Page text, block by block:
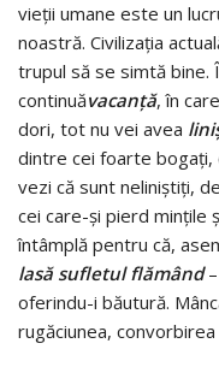
vieţii umane este un
noastră. Civilizaţia
trupul să se simtă bine.
continuăvacanţă, în
dori, tot nu vei avea
dintre cei foarte bogaţi,
vezi că sunt neliniştiţi,
cei care-şi pierd minţile
întâmplă pentru că,
lasă sufletul flămând–
oferindu-i băutură.
rugăciunea,